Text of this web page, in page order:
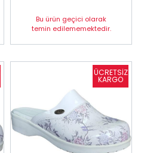
Bu ürün geçici olarak
temin edilememektedir.